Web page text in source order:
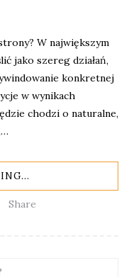
W największym
jako szereg działań,
konkretnej
w wynikach
chodzi o naturalne,
Share